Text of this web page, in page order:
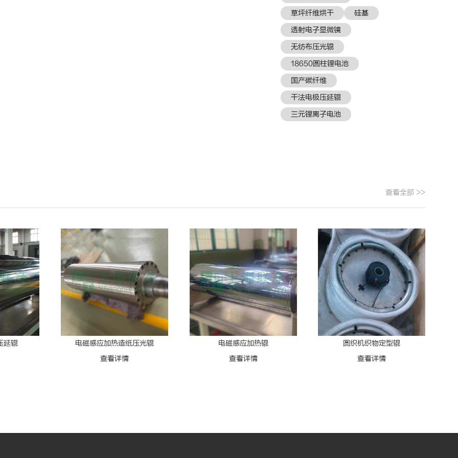
草坪纤维烘干
硅基
透射电子显微镜
无纺布压光辊
18650圆柱锂电池
国产碳纤维
干法电极压延辊
三元锂离子电池
查看全部 >>
延辊
电磁感应加热造纸压光辊
查看详情
电磁感应加热辊
查看详情
圆织机织物定型辊
查看详情